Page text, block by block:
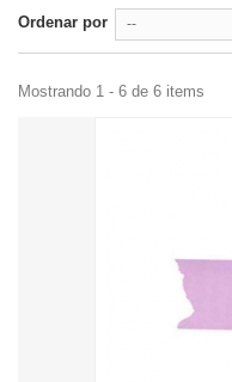
Ordenar por --
Mostrando 1 - 6 de 6 items